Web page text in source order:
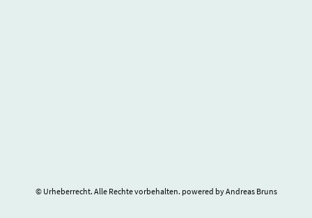
© Urheberrecht. Alle Rechte vorbehalten. powered by Andreas Bruns